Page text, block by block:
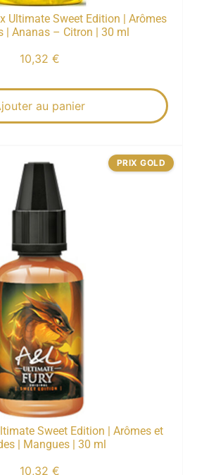
Ultimate Sweet Edition | Arômes
| Ananas – Citron | 30 ml
10,32 €
au panier
Sweet Edition | Arômes et
| Mangues | 30 ml
10,32 €
PRIX GOLD